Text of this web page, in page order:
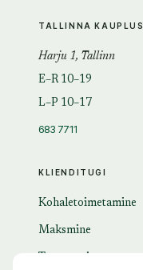
KLIENDITUGI
Kohaletoimetamine
Maksmine
TALLINNA KAUPLUS
Harju 1, Tallinn
E–R 10–19
L–P 10–17
683 7711